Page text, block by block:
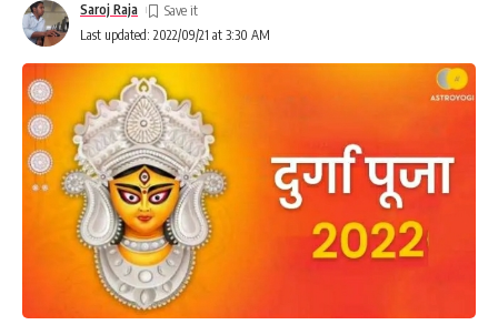
Last updated: 2022/09/21 at 3:30 AM
Saroj Raja